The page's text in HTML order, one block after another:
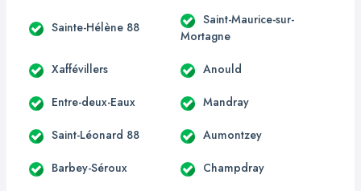
Sainte-Hélène 88
Saint-Maurice-sur-
Mortagne
Xaffévillers Anould
Entre-deux-Eaux Mandray
Saint-Léonard 88 Aumontzey
Barbey-Séroux Champdray